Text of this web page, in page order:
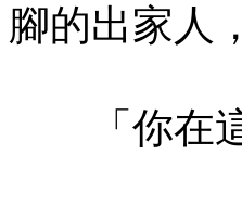
腳的出家人
「你在這